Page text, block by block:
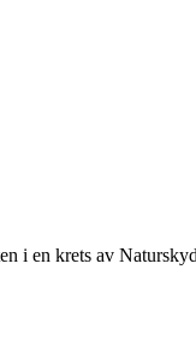
i en krets av